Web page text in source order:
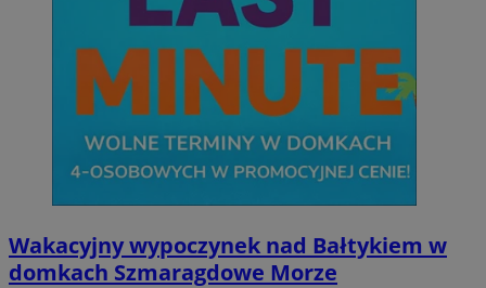
Wakacyjny wypoczynek nad Bałtykiem w
domkach Szmaragdowe Morze